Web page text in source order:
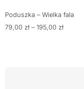
Poduszka – Wielka fala
79,00 zł – 195,00 zł